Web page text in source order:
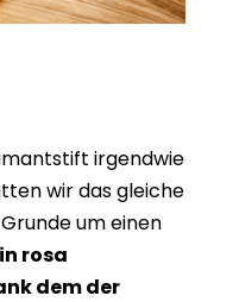
irgendwie
wir das gleiche
um einen
rosa
dem der